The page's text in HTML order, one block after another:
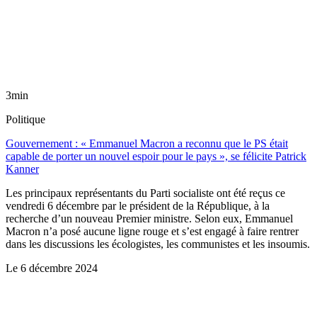
3min
Politique
Gouvernement : « Emmanuel Macron a reconnu que le PS était
capable de porter un nouvel espoir pour le pays », se félicite Patrick
Kanner
Les principaux représentants du Parti socialiste ont été reçus ce
vendredi 6 décembre par le président de la République, à la
recherche d’un nouveau Premier ministre. Selon eux, Emmanuel
Macron n’a posé aucune ligne rouge et s’est engagé à faire rentrer
dans les discussions les écologistes, les communistes et les insoumis.
Le 6 décembre 2024